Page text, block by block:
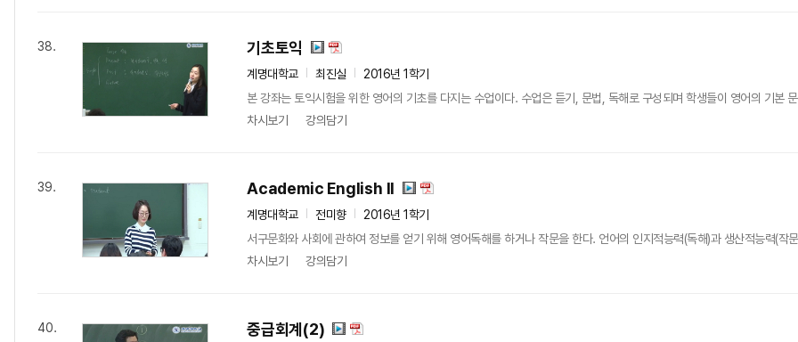
38. 기초토익
계명대학교 최진실
2016년 1학기
본 강좌는 토익시험을 위한 영어의 기초를 다지는 수업이다. 수업은 듣기, 문법, 독해로 구성되며 학생들이 영어의 기본
차시보기
강의담기
39. Academic English II
계명대학교 전미향
2016년 1학기
서구문화와 사회에 관하여 정보를 얻기 위해 영어독해를 하거나 작문을 한다. 언어의 인지적능력(독해)과 생산적능력(작
차시보기
강의담기
40. 중급회계(2)